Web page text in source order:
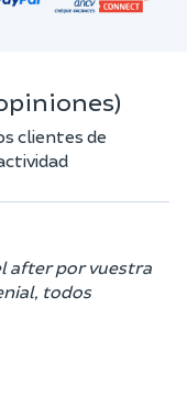
clientes de
after por vuestra
todos